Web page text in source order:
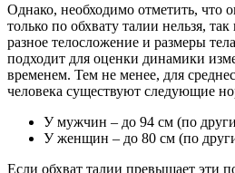
Однако, необходимо отметить, что
только по обхвату талии нельзя,
разное телосложение и размеры
подходит для оценки динамики
временем. Тем не менее, для
человека существуют следующие
У мужчин – до 94 см (по
У женщин – до 80 см (по
Если обхват талии превышает эти